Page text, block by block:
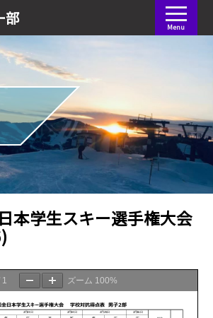
部 Menu
本学生スキー選手権大会
1 ズーム 100%